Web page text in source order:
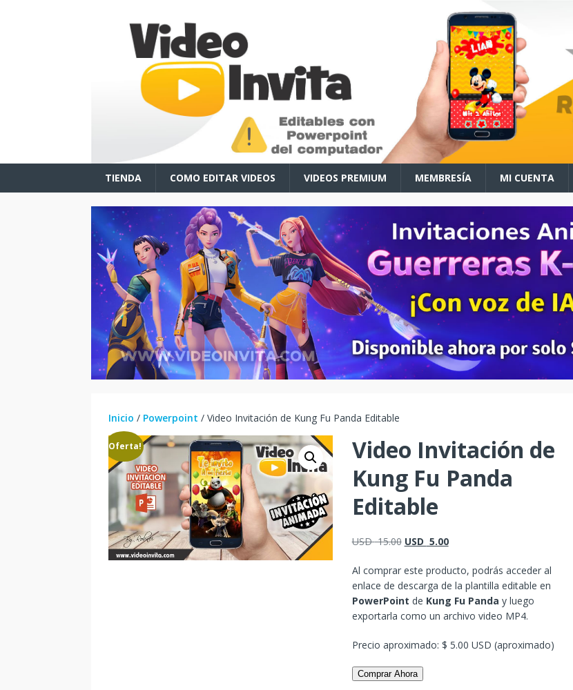
TIENDA COMO EDITAR VIDEOS VIDEOS PREMIUM MEMBRESÍA MI CUENTA
Inicio / Powerpoint / Video Invitación de Kung Fu Panda Editable
¡Oferta!
Video Invitación de
Kung Fu Panda
Editable
USD15.00 USD 5.00
Al comprar este producto, podrás acceder al
enlace de descarga de la plantilla editable en
PowerPoint de Kung Fu Panda y luego
exportarla como un archivo video MP4.
Precio aproximado: $ 5.00 USD (aproximado)
Comprar Ahora